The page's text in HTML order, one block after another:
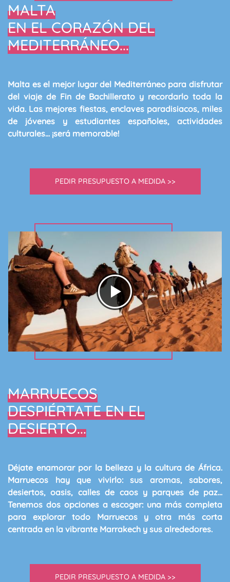
MALTA
EN EL CORAZÓN DEL
MEDITERRÁNEO...
Malta es el mejor lugar del Mediterráneo para disfrutar
del viaje de Fin de Bachillerato y recordarlo toda la
vida. Las mejores fiestas, enclaves paradisiacos, miles
de jóvenes y estudiantes españoles, actividades
culturales... ¡será memorable!
PEDIR PRESUPUESTO A MEDIDA >>
MARRUECOS
DESPIÉRTATE EN EL
DESIERTO...
Déjate enamorar por la belleza y la cultura de África.
Marruecos hay que vivirlo: sus aromas, sabores,
desiertos,oasis, calles de caosy parques de paz...
Tenemos dos opciones a escoger: una más completa
para explorar todo Marruecos y otra más corta
centrada en la vibrante Marrakech y sus alrededores.
PEDIR PRESUPUESTO A MEDIDA >>